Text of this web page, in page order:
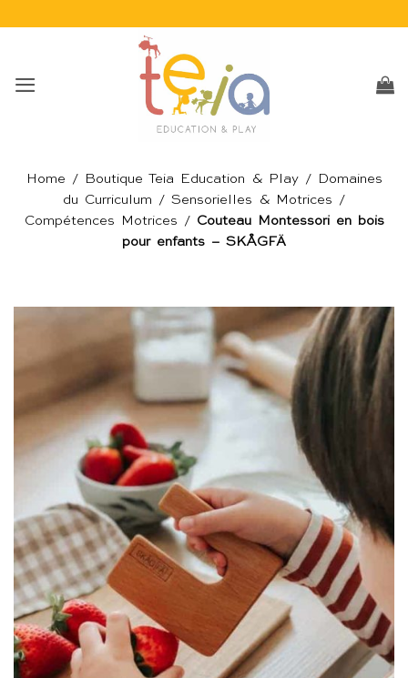
Home / Boutique Teia Education & Play/
Domaines
du Curriculum / Sensorielles & Motrices /
Compétences Motrices /
Couteau Montessori en bois
pour enfants – SKÅGFÄ